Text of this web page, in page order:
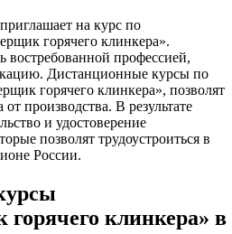
на курс по
горячего клинкера».
востребованной профессией,
Дистанционные курсы по
горячего клинкера», позволят
производства. В результате
и удостоверение
позволят трудоустроиться в
России.
клинкера» в